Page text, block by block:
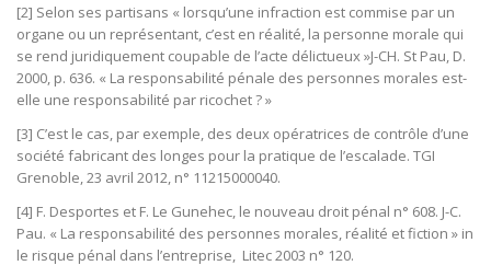
[2] Selon ses partisans « lorsqu’une infraction est commise par un
organe ou un représentant, c’est en réalité, la personne morale qui
se rend juridiquement coupable de l’acte délictueux »J-CH. St Pau, D.
2000, p. 636. « La responsabilité pénale des personnes morales est-
elle une responsabilité par ricochet ? »
[3] C’est le cas, par exemple, des deux opératrices de contrôle d’une
société fabricant des longes pour la pratique de l’escalade. TGI
Grenoble, 23 avril 2012, n° 11215000040.
[4] F. Desportes et F. Le Gunehec, le nouveau droit pénal n° 608. J-C.
Pau. « La responsabilité des personnes morales, réalité et fiction » in
le risque pénal dans l’entreprise, Litec 2003 n° 120.